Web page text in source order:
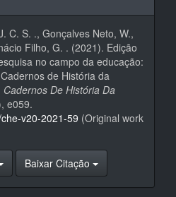
C. S. ., Gonçalves Neto, W.,
Filho, G. . (2021). Edição
no campo da educação:
de História da
Cadernos De História Da
e059.
v20-2021-59 (Original work
Baixar Citação